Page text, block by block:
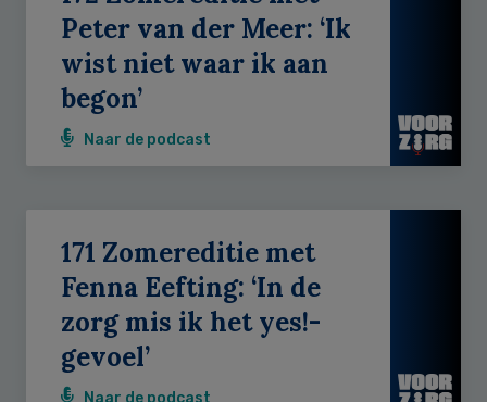
Peter van der Meer: ‘Ik
wist niet waar ik aan
begon’
Naar de podcast
171 Zomereditie met
Fenna Eefting: ‘In de
zorg mis ik het yes!-
gevoel’
Naar de podcast